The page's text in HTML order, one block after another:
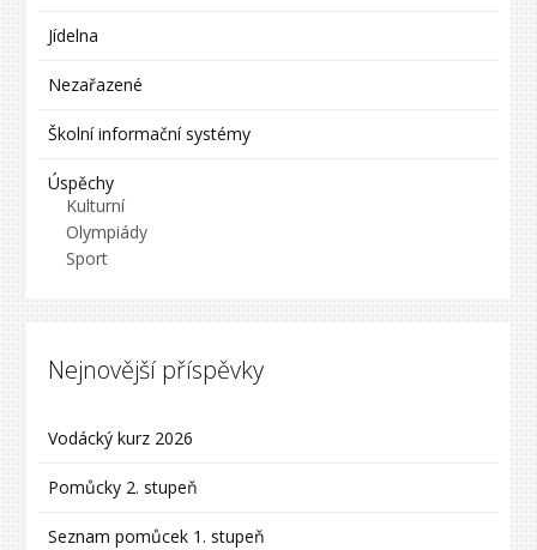
Jídelna
Nezařazené
Školní informační systémy
Úspěchy
Kulturní
Olympiády
Sport
Nejnovější příspěvky
Vodácký kurz 2026
Pomůcky 2. stupeň
Seznam pomůcek 1. stupeň